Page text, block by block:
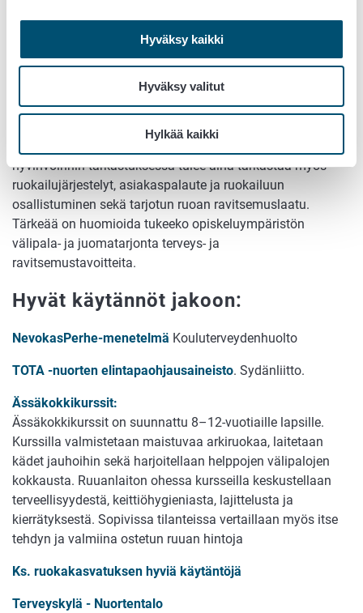
Hyväksy kaikki
Hyväksy valitut
Hylkää kaikki
terveyteen, hyvinvointiin ja jaksamiseen.
Opiskeluterveydenhuollossa on tärkeää kannustaa
opiskelijoita hyödyntämään opiskelijaruokailupalveluja.
Opiskelijaterveydenhuollon edustajan olisi hyvä kuulua
myös oppilaitoksen ravintola/asiakastoimikuntaan.
Opiskeluympäristön terveyden, turvallisuuden ja
hyvinvoinnin tarkastuksessa tulee aina tarkastaa myös
ruokailujärjestelyt, asiakaspalaute ja ruokailuun
osallistuminen sekä tarjotun ruoan ravitsemuslaatu.
Tärkeää on huomioida tukeeko opiskeluympäristön
välipala- ja juomatarjonta terveys- ja
ravitsemustavoitteita.
Hyvät käytännöt jakoon:
NevokasPerhe-menetelmä Kouluterveydenhuolto
TOTA -nuorten elintapaohjausaineisto. Sydänliitto.
Ässäkokkikurssit:
Ässäkokkikurssit on suunnattu 8–12-vuotiaille lapsille.
Kurssilla valmistetaan maistuvaa arkiruokaa, laitetaan
kädet jauhoihin sekä harjoitellaan helppojen välipalojen
kokkausta. Ruuanlaiton ohessa kursseilla keskustellaan
terveellisyydestä, keittiöhygieniasta, lajittelusta ja
kierrätyksestä. Sopivissa tilanteissa vertaillaan myös itse
tehdyn ja valmiina ostetun ruuan hintoja
Ks. ruokakasvatuksen hyviä käytäntöjä
Terveyskylä - Nuortentalo